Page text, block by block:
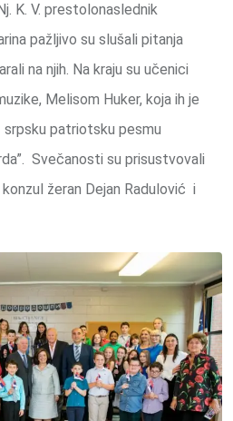
K. V. prestolonaslednik
pažljivo su slušali pitanja
na njih. Na kraju su učenici
Melisom Huker, koja ih je
patriotsku pesmu
Svečanosti su prisustvovali
žeran Dejan Radulović i